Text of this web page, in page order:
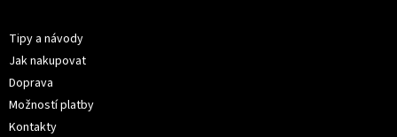
Tipy a návody
Jak nakupovat
Doprava
Možností platby
Kontakty